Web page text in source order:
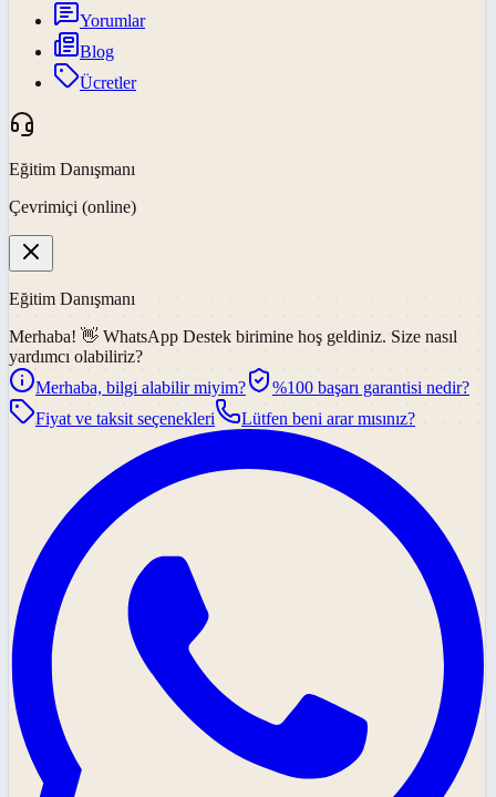
Yorumlar
Blog
Ücretler
Eğitim Danışmanı
Çevrimiçi (online)
Eğitim Danışmanı
Merhaba! 👋 WhatsApp Destek birimine hoş geldiniz. Size nasıl
yardımcı olabiliriz?
Merhaba, bilgi alabilir miyim?
%100 başarı garantisi nedir?
Fiyat ve taksit seçenekleri
Lütfen beni arar mısınız?